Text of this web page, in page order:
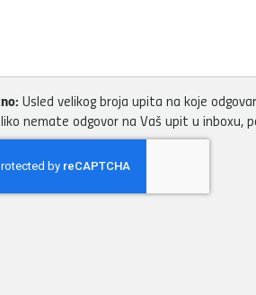
Usled velikog broja upita na koje
nemate odgovor na Vaš upit u inboxu,